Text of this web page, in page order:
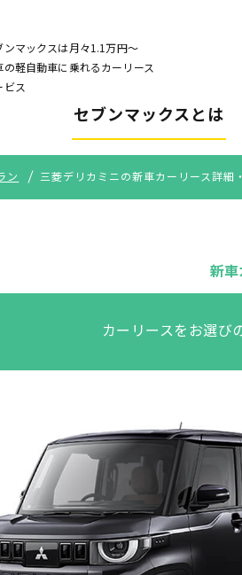
ンマックスは月々1.1万円〜
の軽自動車に乗れるカーリース
ビス
セブンマックスとは
ン 三菱デリカミニの新車カーリース詳細
新
カーリースをお選び